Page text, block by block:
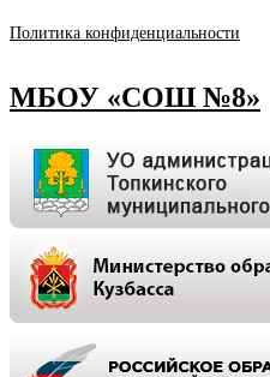
Политика конфиденциальности
МБОУ «СОШ №8»